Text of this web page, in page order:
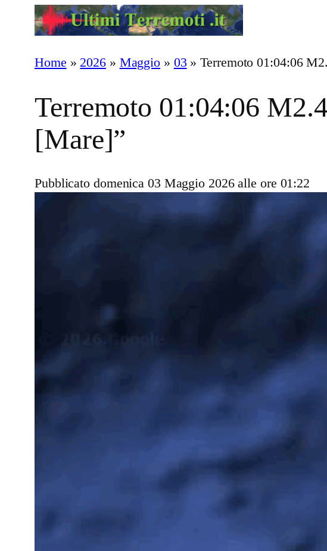
Home » 2026» Maggio » 03 »Terremoto 01:04:06
Terremoto 01:04:06
[Mare]”
Pubblicato domenica 03 Maggio 2026 alle ore 01:22